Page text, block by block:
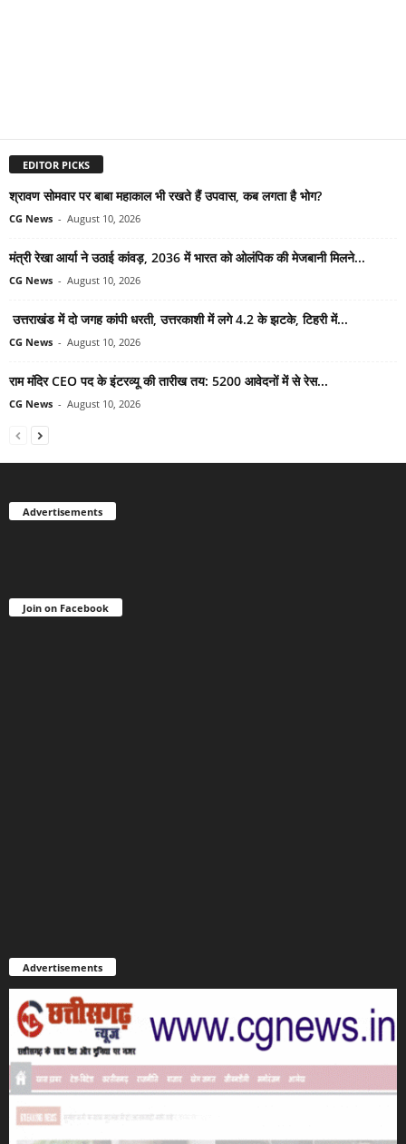
EDITOR PICKS
श्रावण सोमवार पर बाबा महाकाल भी रखते हैं उपवास, कब लगता है भोग?
CG News - August 10, 2026
मंत्री रेखा आर्या ने उठाई कांवड़, 2036 में भारत को ओलंपिक की मेजबानी मिलने...
CG News - August 10, 2026
उत्तराखंड में दो जगह कांपी धरती, उत्तरकाशी में लगे 4.2 के झटके, टिहरी में...
CG News - August 10, 2026
राम मंदिर CEO पद के इंटरव्यू की तारीख तय: 5200 आवेदनों में से रेस...
CG News - August 10, 2026
Advertisements
Join on Facebook
Advertisements